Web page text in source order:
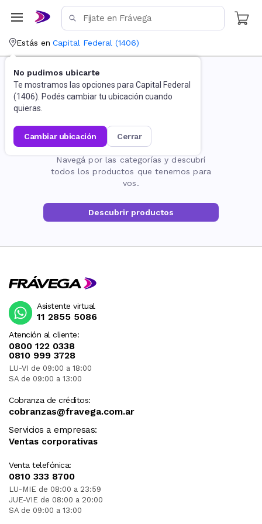
Estás en Capital Federal (1406)
No pudimos ubicarte
Te mostramos las opciones para Capital Federal
(1406). Podés cambiar tu ubicación cuando
quieras.
cambiar ubicación cerrar
La página no existe
Navegá por las categorías y descubrí
todos los productos que tenemos para
vos.
Descubrir productos
Atención al cliente:
0800 122 0338
0810 999 3728
LU-VI de 09:00 a 18:00
SA de 09:00 a 13:00
Cobranza de créditos:
cobranzas@fravega.com.ar
Servicios a empresas:
Ventas corporativas
Venta telefónica:
0810 333 8700
LU-MIE de 08:00 a 23:59
JUE-VIE de 08:00 a 20:00
SA de 09:00 a 13:00
Asistente virtual
11 2855 5086